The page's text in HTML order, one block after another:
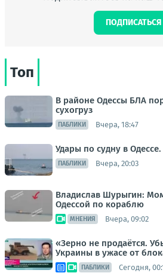
ПОДПИСАТЬСЯ
Топ
В районе Одессы БЛА
сухогруз
ПАБЛИКИ Вчера, 18:47
Удары по судну в
ПАБЛИКИ Вчера, 20:03
Владислав Шурыгин:
Одессой по кораблю
МНЕНИЯ Вчера, 09:02
«Зерно не продаётся.
Украины в ужасе от
ПАБЛИКИ Сегодня,